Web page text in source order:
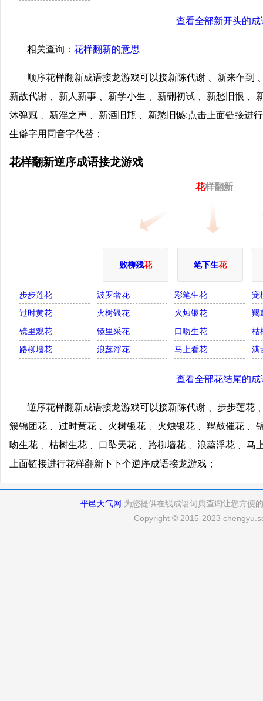
查看全部新开头的成
相关查询： 花样翻新的意思
顺序花样翻新成语接龙游戏可以接新陈代谢 、新来乍到
新故代谢 、新人新事 、新学小生 、新硎初试 、新愁旧恨 、
沐弹冠 、新淫之声 、新酒旧瓶 、新愁旧憾;点击上面链接进
生僻字用同音字代替；
花样翻新逆序成语接龙游戏
花样翻新
败柳残花 笔下生花
步步莲花 波罗奢花 彩笔生花
宠
过时黄花
火树银花 火烛银花
羯
镜里观花
镜里采花 口吻生花
枯
路柳墙花
浪蕊浮花 马上看花 满
查看全部花结尾的成
逆序花样翻新成语接龙游戏可以接新陈代谢 、步步莲花
簇锦团花 、过时黄花 、火树银花 、火烛银花 、羯鼓催花 、
吻生花 、枯树生花 、口坠天花 、路柳墙花 、浪蕊浮花 、马
上面链接进行花样翻新下下个逆序成语接龙游戏；
平邑天气网 为您提供在线成语词典查询让您方便
Copyright © 2015-2023